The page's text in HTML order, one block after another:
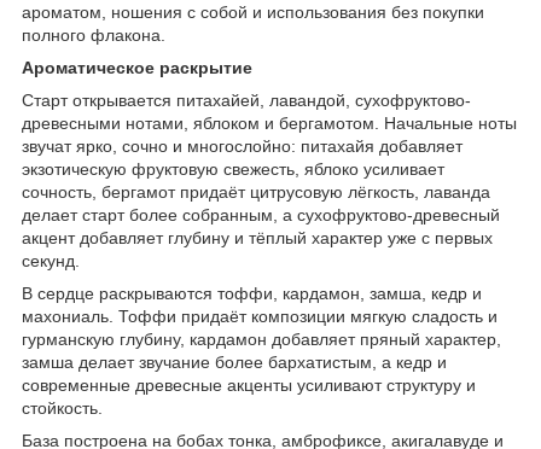
ароматом, ношения с собой и использования без покупки
полного флакона.
Ароматическое раскрытие
Старт открывается питахайей, лавандой, сухофруктово-
древесными нотами, яблоком и бергамотом. Начальные ноты
звучат ярко, сочно и многослойно: питахайя добавляет
экзотическую фруктовую свежесть, яблоко усиливает
сочность, бергамот придаёт цитрусовую лёгкость, лаванда
делает старт более собранным, а сухофруктово-древесный
акцент добавляет глубину и тёплый характер уже с первых
секунд.
В сердце раскрываются тоффи, кардамон, замша, кедр и
махониаль. Тоффи придаёт композиции мягкую сладость и
гурманскую глубину, кардамон добавляет пряный характер,
замша делает звучание более бархатистым, а кедр и
современные древесные акценты усиливают структуру и
стойкость.
База построена на бобах тонка, амброфиксе, акигалавуде и